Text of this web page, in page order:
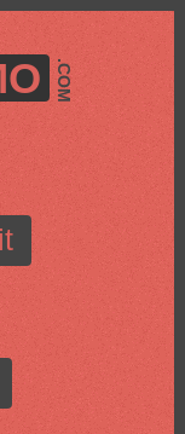
.COM